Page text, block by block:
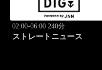
02:00-06:00 240分
ストレートニュース